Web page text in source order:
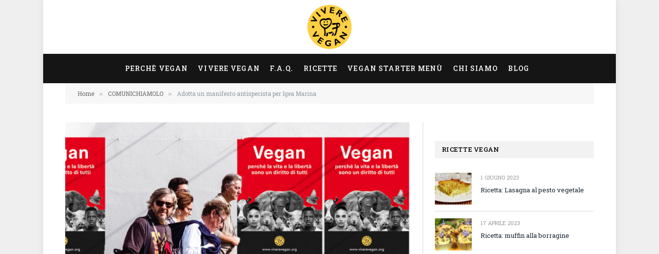
PERCHÈ VEGAN VIVERE VEGAN F.A.Q. RICETTE VEGAN STARTER MENÙ CHI SIAMO BLOG
Home » COMUNICHIAMOLO » Adotta un manifesto antispecista per Igea Marina
RICETTE VEGAN
1 GIUGNO 2023
Ricetta: Lasagna al pesto vegetale
17 APRILE 2023
Ricetta: muffin alla borragine